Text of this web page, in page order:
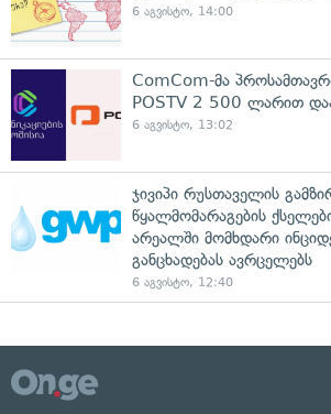
6 აგვისტო, 14:00
ComCom-მა
POSTV 2 500 ლარით
6 აგვისტო, 13:02
ჯივიპი რუსთაველის
წყალმომარაგების
არეალში მომხდარი
განცხადებას ავრცელებს
6 აგვისტო, 12:40